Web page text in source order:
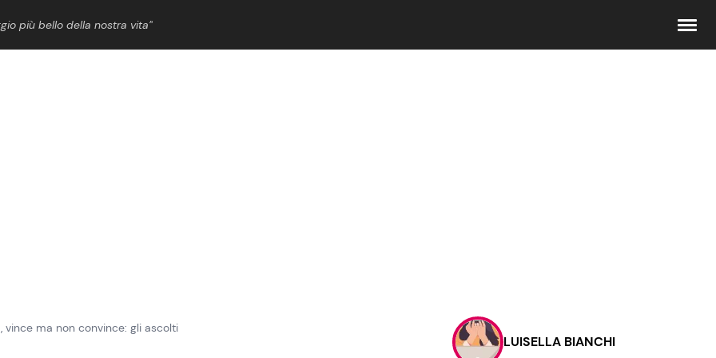
più bello della nostra vita”
Contattaci
Pubblicità
vince ma non convince: gli ascolti
LUISELLA BIANCHI